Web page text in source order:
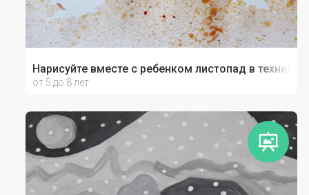
Нарисуйте вместе с ребенком листопад в технике
от 5 до 8 лет